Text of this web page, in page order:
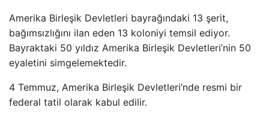
Amerika Birleşik Devletleri bayrağındaki 13 şerit,
bağımsızlığını ilan eden 13 koloniyi temsil ediyor.
Bayraktaki 50 yıldız Amerika Birleşik Devletleri’nin 50
eyaletini simgelemektedir.
4 Temmuz, Amerika Birleşik Devletleri’nde resmi bir
federal tatil olarak kabul edilir.